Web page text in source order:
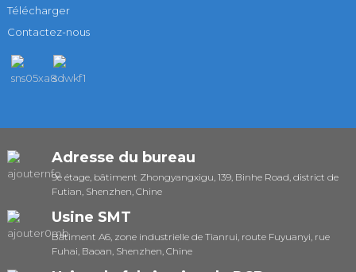
Télécharger
Contactez-nous
Adresse du bureau
9e étage, bâtiment Zhongyangxigu, 139, Binhe Road, district de
Futian, Shenzhen, Chine
Usine SMT
Bâtiment A6, zone industrielle de Tianrui, route Fuyuanyi, rue
Fuhai, Baoan, Shenzhen, Chine